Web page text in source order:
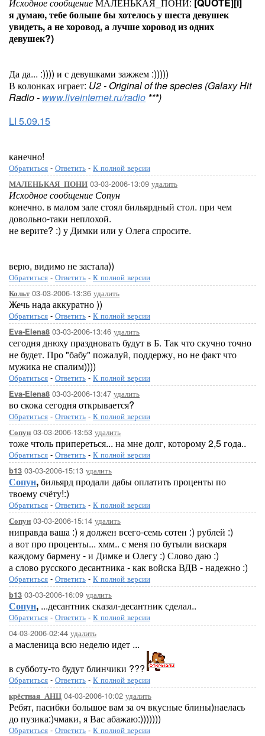
я думаю, тебе больше бы хотелось у шеста девушек
увидеть, а не хоровод, а лучше хоровод из одних
девушек?)
Да да... :)))) и с девушками зажжем :)))))
В колонках играет: U2 - Original of the species (Galaxy Hit
Radio - www.liveinternet.ru/radio ***)
LI 5.09.15
канечно!
Обратиться - Ответить - К полной версии
МАЛЕНЬКАЯ_ПОНИ 03-03-2006-13:09 удалить
Исходное сообщение Сопун
конечно. в малом зале стоял бильярдный стол. при чем
довольно-таки неплохой.
не верите? :) у Димки или у Олега спросите.
верю, видимо не застала))
Обратиться - Ответить - К полной версии
Кольт03-03-2006-13:36 удалить
Жечь нада аккуратно ))
Обратиться - Ответить - К полной версии
Eva-Elena8 03-03-2006-13:46 удалить
сегодня днюху праздновать будут в Б. Так что скучно точно
не будет. Про "бабу" пожалуй, поддержу, но не факт что
мужика не спалим))))
Обратиться - Ответить - К полной версии
Eva-Elena8 03-03-2006-13:47 удалить
во скока сегодня открывается?
Обратиться - Ответить - К полной версии
Сопун 03-03-2006-13:53 удалить
тоже чтоль припереться... на мне долг, которому 2,5 года..
Обратиться - Ответить - К полной версии
b13 03-03-2006-15:13 удалить
Сопун,бильярд продали дабы оплатить проценты по
твоему счёту!:)
Обратиться - Ответить - К полной версии
Сопун 03-03-2006-15:14 удалить
ниправда ваша :) я должен всего-семь сотен :) рублей :)
а вот про проценты... хмм.. с меня по бутыли вискаря
каждому бармену - и Димке и Олегу :) Слово даю :)
а слово русского десантника - как войска ВДВ - надежно :)
Обратиться - Ответить - К полной версии
b13 03-03-2006-16:09 удалить
Сопун, ...десантник сказал-десантник сделал..
Обратиться - Ответить - К полной версии
04-03-2006-02:44 удалить
а масленица всю неделю идет ...
в субботу-то будут блинчики ???
Обратиться - Ответить - К полной версии
крёстная_АНЦ 04-03-2006-10:02 удалить
Ребят, пасибки большое вам за оч вкусные блины)наелась
до пузика:)чмаки, я Вас абажаю:)))))))
Обратиться - Ответить - К полной версии